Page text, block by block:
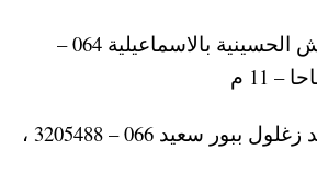
– الاسماعيلية 105 ش الحسينية بالاسماعيلية 064 –
– بور سعيد ش سعد زغلول ببور سعيد 066 – 3205488 ،